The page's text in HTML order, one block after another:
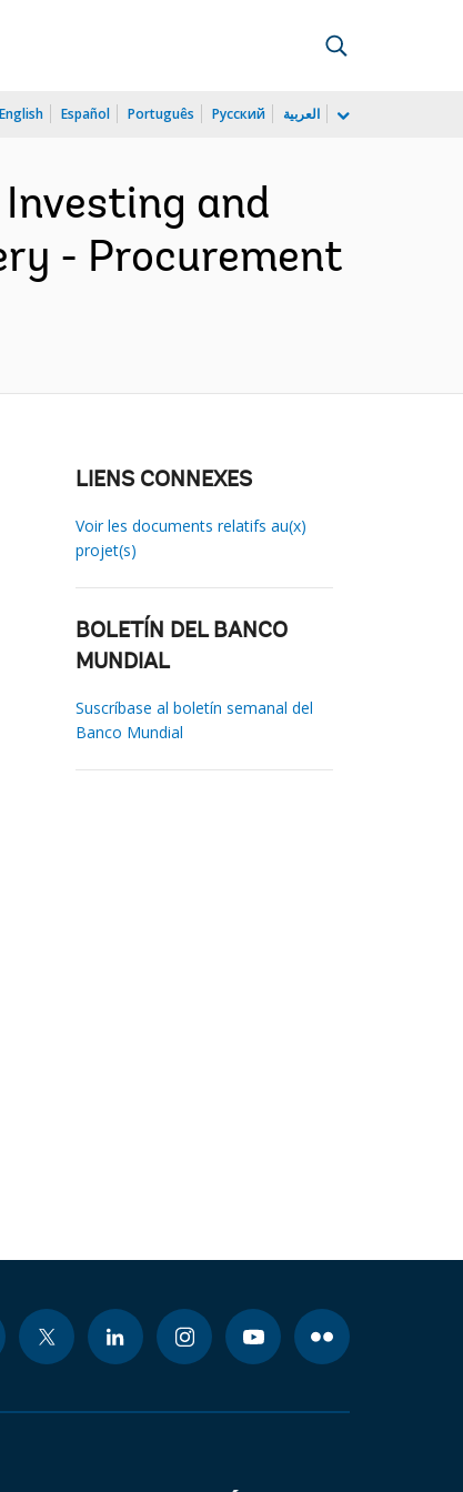
English Español Português Русский العربية
Investing and
- Procurement
LIENS CONNEXES
Voir les documents relatifs au(x)
projet(s)
BOLETÍN DEL BANCO
MUNDIAL
Suscríbase al boletín semanal del
Banco Mundial